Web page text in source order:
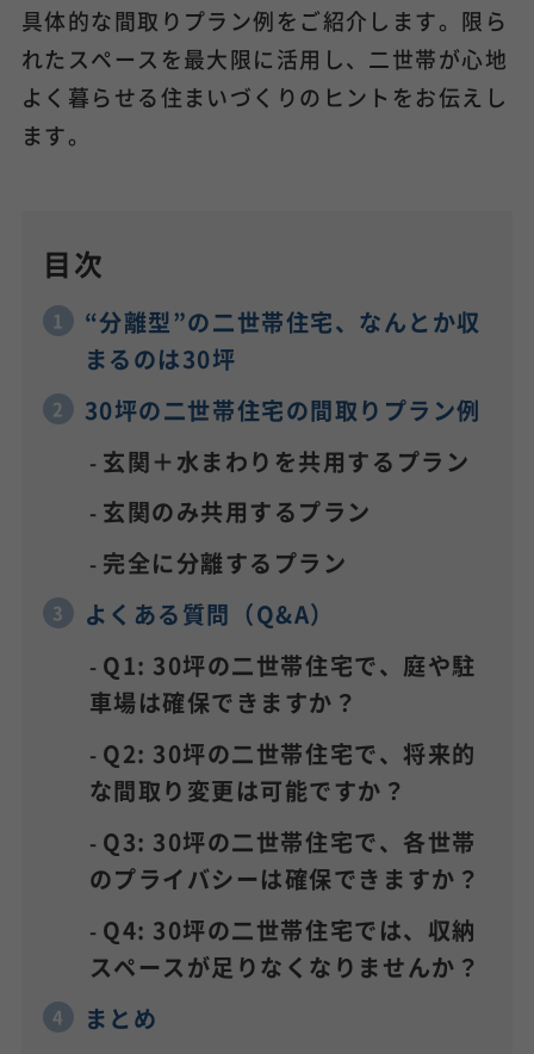
具体的な間取りプラン例をご紹介します。限ら
れたスペースを最大限に活用し、二世帯が心地
よく暮らせる住まいづくりのヒントをお伝えし
ます。
目次
“分離型”の二世帯住宅、なんとか収
まるのは30坪
30坪の二世帯住宅の間取りプラン例
玄関＋水まわりを共用するプラン
玄関のみ共用するプラン
完全に分離するプラン
よくある質問（Q&A）
Q1: 30坪の二世帯住宅で、庭や駐
車場は確保できますか？
Q2: 30坪の二世帯住宅で、将来的
な間取り変更は可能ですか？
Q3: 30坪の二世帯住宅で、各世帯
のプライバシーは確保できますか？
Q4: 30坪の二世帯住宅では、収納
スペースが足りなくなりませんか？
まとめ